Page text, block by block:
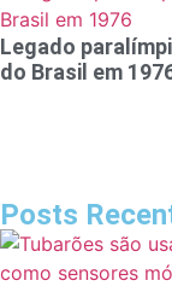
Legado
do Brasil em
Posts